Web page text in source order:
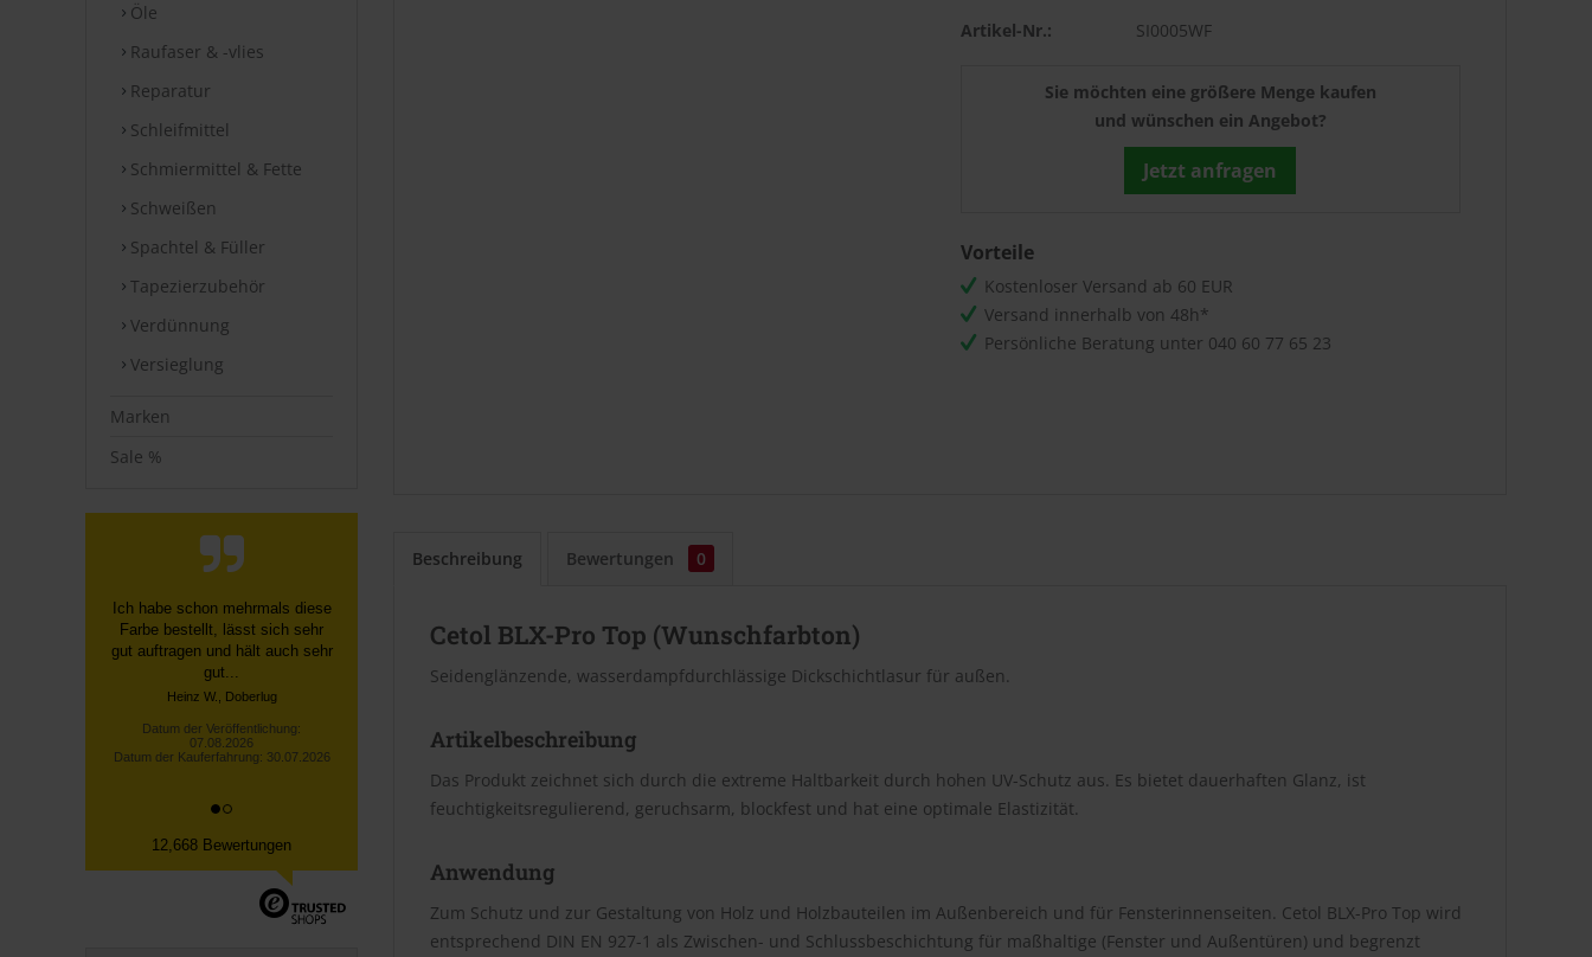
Öle
Raufaser & -vlies
Reparatur
Schleifmittel
Schmiermittel & Fette
Schweißen
Spachtel & Füller
Tapezierzubehör
Verdünnung
Versieglung
Marken
Sale %
Schnelle, unkomplizierte
Bestellung über die Homepage,
schnelle Lieferung, gute
Sendungsverfolgung ...
Datum der Veröffentlichung:
07.08.2026
Datum der Kauferfahrung: 27.07.2026
12,668 Bewertungen
Artikel-Nr.: SI0005WF
Sie möchten eine größere Menge kaufen
und wünschen ein Angebot?
Jetzt anfragen
Vorteile
Kostenloser Versand ab 60 EUR
Versand innerhalb von 48h*
Persönliche Beratung unter 040 60 77 65 23
Beschreibung Bewertungen 0
Cetol BLX-Pro Top (Wunschfarbton)
Seidenglänzende, wasserdampfdurchlässige Dickschichtlasur für außen.
Artikelbeschreibung
Das Produkt zeichnet sich durch die extreme Haltbarkeit durch hohen UV-Schutz aus. Es bietet dauerhaften Glanz, ist
feuchtigkeitsregulierend, geruchsarm, blockfest und hat eine optimale Elastizität.
Anwendung
Zum Schutz und zur Gestaltung von Holz und Holzbauteilen im Außenbereich und für Fensterinnenseiten. Cetol BLX-Pro Top wird
entsprechend DIN EN 927-1 als Zwischen- und Schlussbeschichtung für maßhaltige (Fenster und Außentüren) und begrenzt